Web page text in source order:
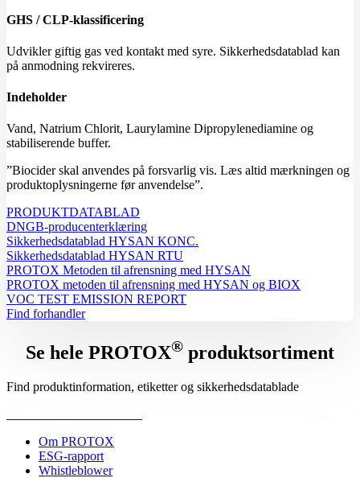
GHS / CLP-klassificering
Udvikler giftig gas ved kontakt med syre. Sikkerhedsdatablad kan
på anmodning rekvireres.
Indeholder
Vand, Natrium Chlorit, Laurylamine Dipropylenediamine og
stabiliserende buffer.
”Biocider skal anvendes på forsvarlig vis. Læs altid mærkningen og
produktoplysningerne før anvendelse”.
PRODUKTDATABLAD
DNGB-producenterklæring
Sikkerhedsdatablad HYSAN KONC.
Sikkerhedsdatablad HYSAN RTU
PROTOX Metoden til afrensning med HYSAN
PROTOX metoden til afrensning med HYSAN og BIOX
VOC TEST EMISSION REPORT
Find forhandler
Se hele PROTOX® produktsortiment
Find produktinformation, etiketter og sikkerhedsdatablade
Om PROTOX
ESG-rapport
Whistleblower